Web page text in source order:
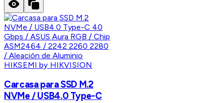
HIKSEMI by HIKVISION
Carcasa para SSD M.2
NVMe / USB4.0 Type-C